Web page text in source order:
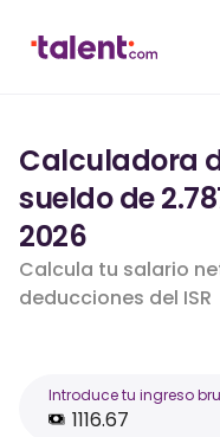
Calculadora
sueldo de
2026
Calcula tu salario
deducciones del ISR
Introduce tu ingreso